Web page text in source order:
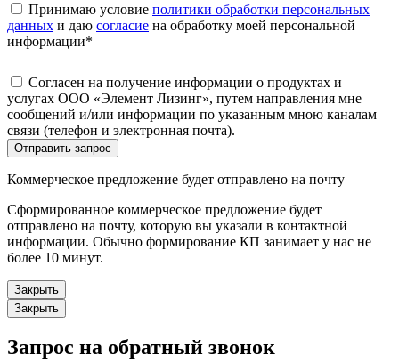
Принимаю условие политики обработки персональных
данных и даю согласие на обработку моей персональной
информации*
Согласен на получение информации о продуктах и
услугах ООО «Элемент Лизинг», путем направления мне
сообщений и/или информации по указанным мною каналам
связи (телефон и электронная почта).
Отправить запрос
Коммерческое предложение будет отправлено на почту
Сформированное коммерческое предложение будет
отправлено на почту, которую вы указали в контактной
информации. Обычно формирование КП занимает у нас не
более 10 минут.
Закрыть
Закрыть
Запрос на обратный звонок